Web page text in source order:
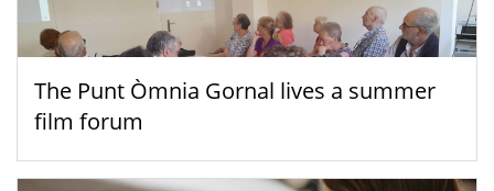
The Punt Òmnia Gornal lives a summer
film forum